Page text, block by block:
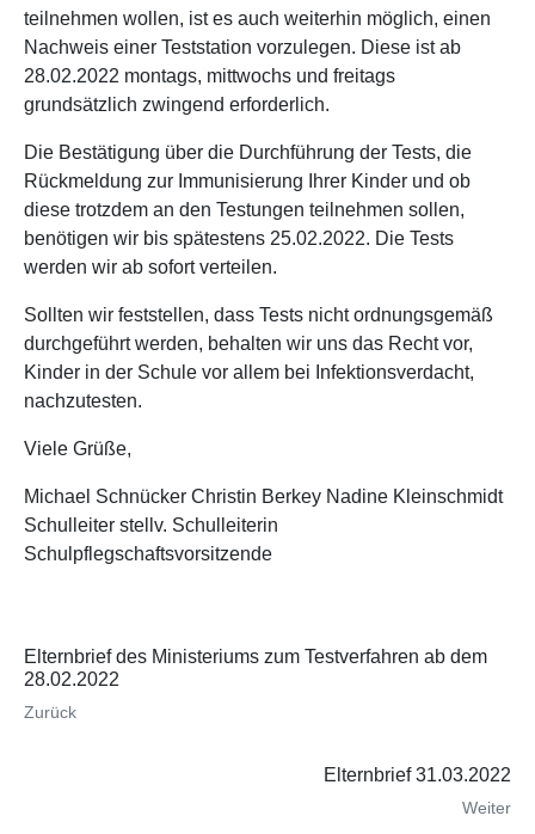
teilnehmen wollen, ist es auch weiterhin möglich, einen
Nachweis einer Teststation vorzulegen. Diese ist ab
28.02.2022 montags, mittwochs und freitags
grundsätzlich zwingend erforderlich.
Die Bestätigung über die Durchführung der Tests, die
Rückmeldung zur Immunisierung Ihrer Kinder und ob
diese trotzdem an den Testungen teilnehmen sollen,
benötigen wir bis spätestens 25.02.2022. Die Tests
werden wir ab sofort verteilen.
Sollten wir feststellen, dass Tests nicht ordnungsgemäß
durchgeführt werden, behalten wir uns das Recht vor,
Kinder in der Schule vor allem bei Infektionsverdacht,
nachzutesten.
Viele Grüße,
Michael Schnücker Christin Berkey Nadine Kleinschmidt
Schulleiter stellv. Schulleiterin
Schulpflegschaftsvorsitzende
Elternbrief des Ministeriums zum Testverfahren ab dem
28.02.2022
Zurück
Elternbrief 31.03.2022
Weiter